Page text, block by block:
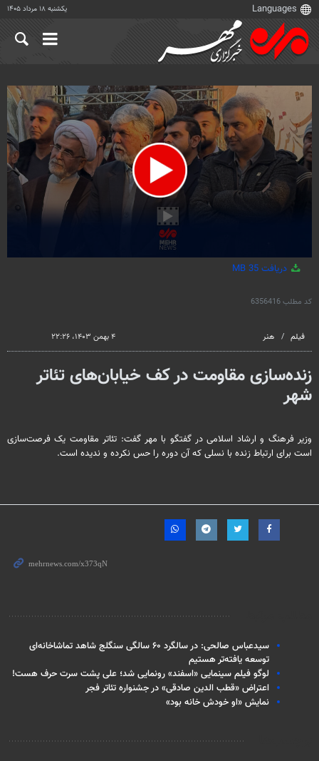
یکشنبه ۱۸ مرداد ۱۴۰۵
0 دریافت 35 MB
کد مطلب6356416
فیلم هنر ۴ بهمن ۱۴۰۳، ۲۲:۲۶
زنده‌سازی مقاومت در کف خیابان‌های تئاتر
شهر
وزیر فرهنگ و ارشاد اسلامی در گفتگو با مهر گفت: تئاتر مقاومت یک فرصت‌سازی
است برای ارتباط زنده با نسلی که آن دوره را حس نکرده و ندیده است.
سیدعباس صالحی: در سالگرد ۶۰ سالگی سنگلج شاهد تماشاخانه‌ای
توسعه یافته‌تر هستیم
لوگو فیلم سینمایی «اسفند» رونمایی شد؛ علی پشت سرت حرف هست!
اعتراض «قطب الدین صادقی» در جشنواره تئاتر فجر
نمایش «او خودش خانه بود»